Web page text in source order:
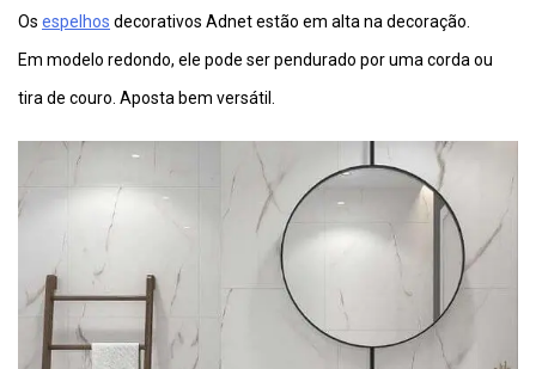
Os espelhos decorativos Adnet estão em alta na decoração.
Em modelo redondo, ele pode ser pendurado por uma corda ou
tira de couro. Aposta bem versátil.